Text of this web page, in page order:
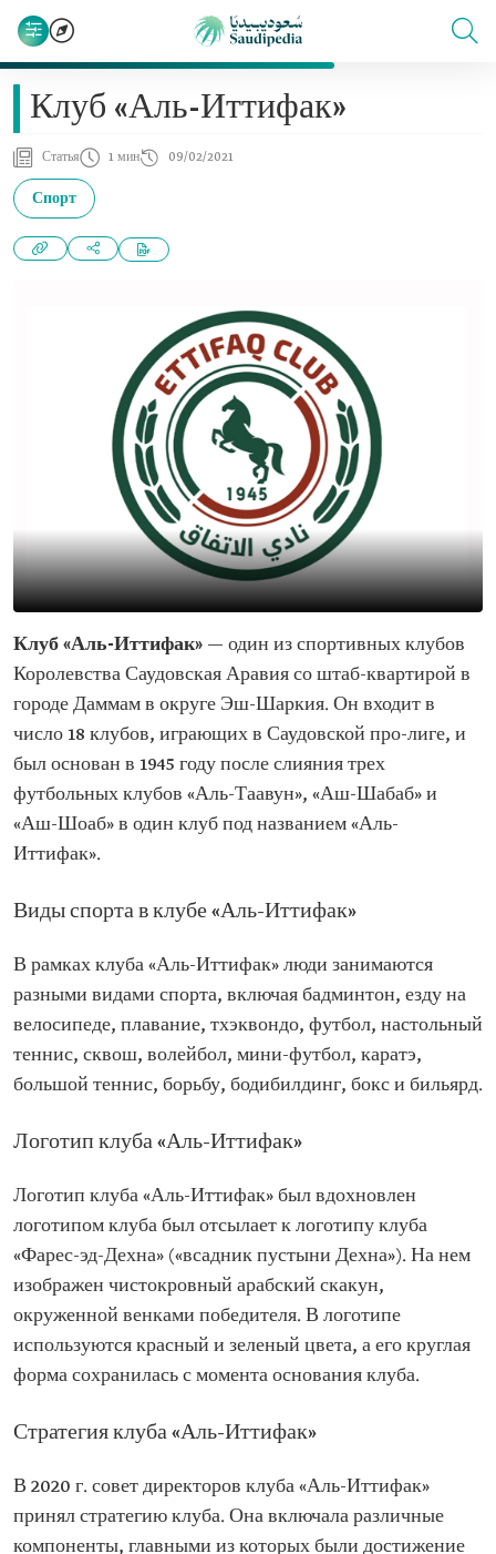
Клуб «Аль-Иттифак»
Статья 1 мин 09/02/2021
Спорт
Клуб «Аль-Иттифак» — один из спортивных клубов
Королевства Саудовская Аравия со штаб-квартирой в
городе Даммам в округе Эш-Шаркия. Он входит в
число 18 клубов, играющих в Саудовской про-лиге, и
был основан в 1945 году после слияния трех
футбольных клубов «Аль-Таавун», «Аш-Шабаб» и
«Аш-Шоаб» в один клуб под названием «Аль-
Иттифак».
Виды спорта в клубе «Аль-Иттифак»
В рамках клуба «Аль-Иттифак» люди занимаются
разными видами спорта, включая бадминтон, езду на
велосипеде, плавание, тхэквондо, футбол, настольный
теннис, сквош, волейбол, мини-футбол, каратэ,
большой теннис, борьбу, бодибилдинг, бокс и бильярд.
Логотип клуба «Аль-Иттифак»
Логотип клуба «Аль-Иттифак» был вдохновлен
логотипом клуба был отсылает к логотипу клуба
«Фарес-эд-Дехна» («всадник пустыни Дехна»). На нем
изображен чистокровный арабский скакун,
окруженной венками победителя. В логотипе
используются красный и зеленый цвета, а его круглая
форма сохранилась с момента основания клуба.
Стратегия клуба «Аль-Иттифак»
В 2020 г. совет директоров клуба «Аль-Иттифак»
принял стратегию клуба. Она включала различные
компоненты, главными из которых были достижение